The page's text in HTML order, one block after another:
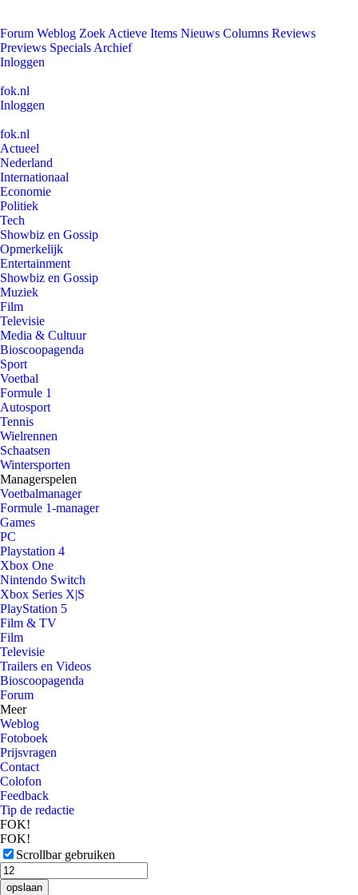
Forum Weblog Zoek Actieve Items Nieuws Columns Reviews
Previews Specials Archief
Inloggen
fok.nl
Inloggen
fok.nl
Actueel
Nederland
Internationaal
Economie
Politiek
Tech
Showbiz en Gossip
Opmerkelijk
Entertainment
Showbiz en Gossip
Muziek
Film
Televisie
Media & Cultuur
Bioscoopagenda
Sport
Voetbal
Formule 1
Autosport
Tennis
Wielrennen
Schaatsen
Wintersporten
Managerspelen
Voetbalmanager
Formule 1-manager
Games
PC
Playstation 4
Xbox One
Nintendo Switch
Xbox Series X|S
PlayStation 5
Film & TV
Film
Televisie
Trailers en Videos
Bioscoopagenda
Forum
Meer
Weblog
Fotoboek
Prijsvragen
Contact
Colofon
Feedback
Tip de redactie
FOK!
FOK!
Scrollbar gebruiken
opslaan